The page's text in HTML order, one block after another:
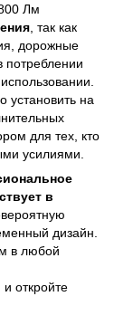
Лм
, так как
дорожные
потреблении
установить на
для тех, кто
усилиями.
в
дизайн.
в любой
откройте